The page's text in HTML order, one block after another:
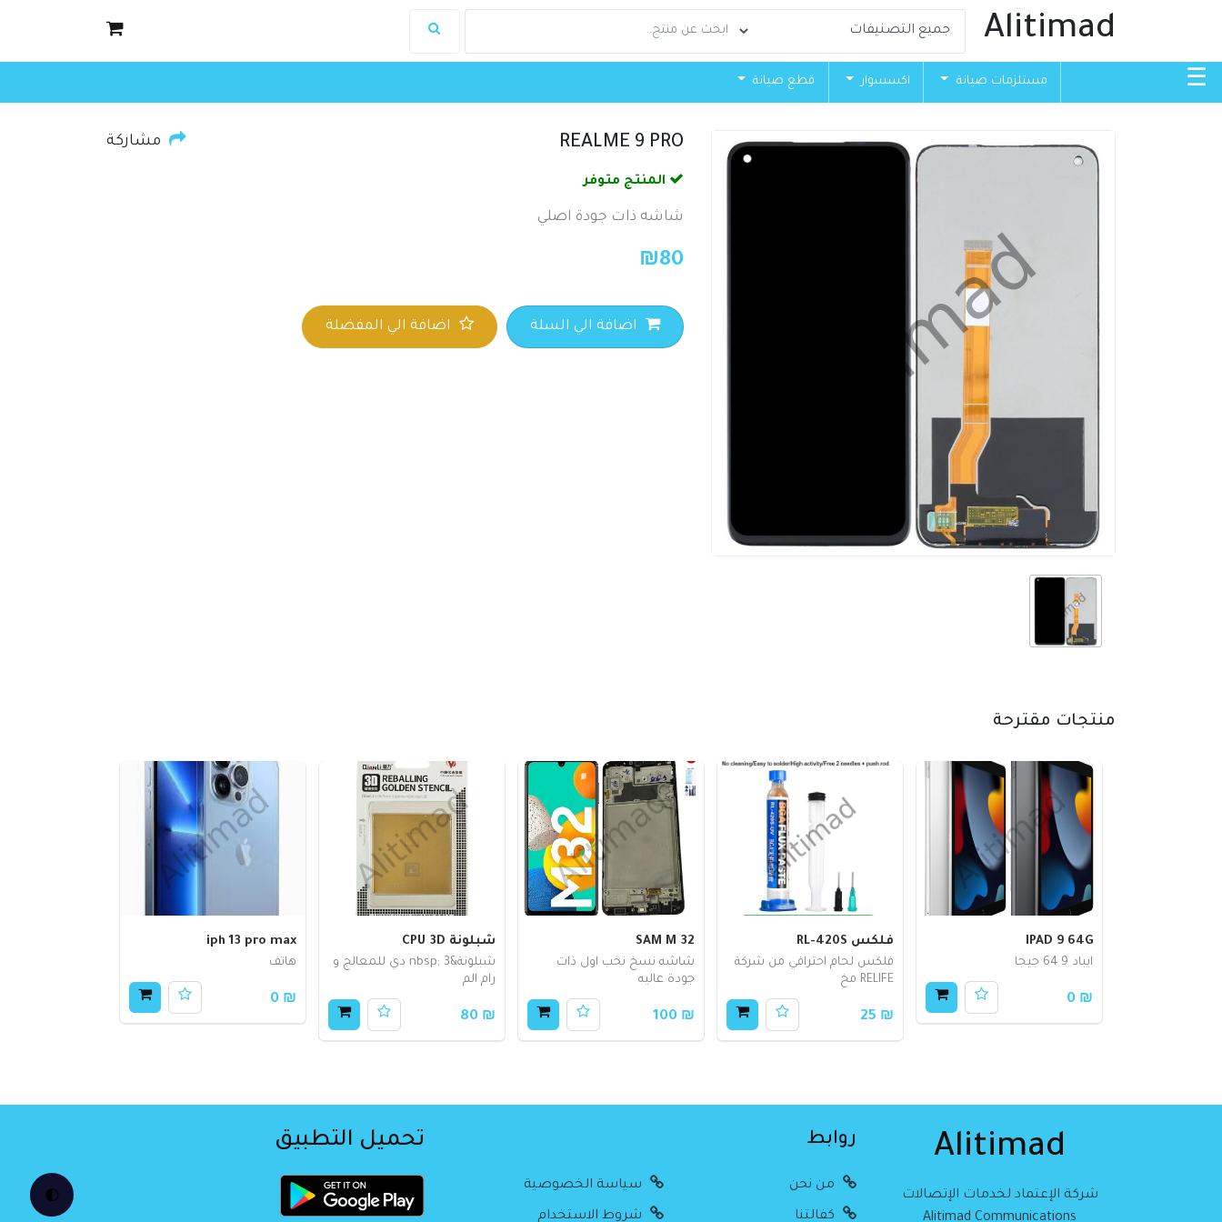
🌓
Alitimad
☰ مستلزمات صيانة اكسسوار قطع صيانة
REALME 9 PRO مشاركة
المنتج متوفر
شاشه ذات جودة اصلي
₪80
اضافة الي السلة اضافة الي المفضلة
منتجات مقترحة
IPAD 9 64G
ايباد 9 64 جيجا
₪ 0
فلكس RL-420S
فلكس لحام احترافي من شركة
RELIFE مخ
₪ 25
SAM M 32
شاشه نسخ نخب اول ذات
جودة عاليه
₪ 100
شبلونة CPU 3D
شبلونة&nbsp; 3 دي للمعالج و
رام الم
₪ 80
iph 13 pro max
هاتف
₪ 0
Alitimad
شركة الإعتماد لخدمات الإتصالات
Alitimad Communications
روابط
من نحن سياسة الخصوصية
كفالتنا شروط الاستخدام
تحميل التطبيق